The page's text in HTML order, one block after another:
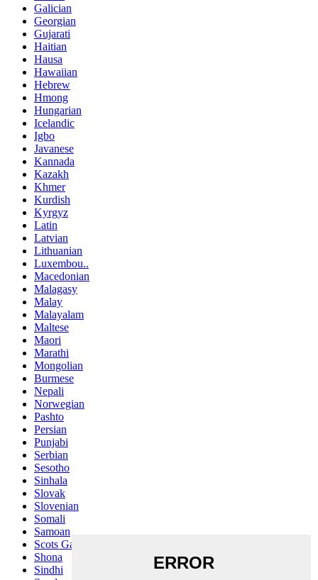
Galician
Georgian
Gujarati
Haitian
Hausa
Hawaiian
Hebrew
Hmong
Hungarian
Icelandic
Igbo
Javanese
Kannada
Kazakh
Khmer
Kurdish
Kyrgyz
Latin
Latvian
Lithuanian
Luxembou..
Macedonian
Malagasy
Malay
Malayalam
Maltese
Maori
Marathi
Mongolian
Burmese
Nepali
Norwegian
Pashto
Persian
Punjabi
Serbian
Sesotho
Sinhala
Slovak
Slovenian
Somali
Samoan
Scots Gaelic
Shona
Sindhi